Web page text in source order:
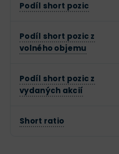
Podíl short pozic
Podíl short pozic z
volného objemu
Podíl short pozic z
vydaných akcií
Short ratio